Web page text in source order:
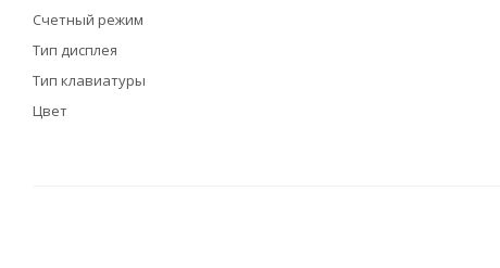
Счетный режим
Тип дисплея
Тип клавиатуры
Цвет